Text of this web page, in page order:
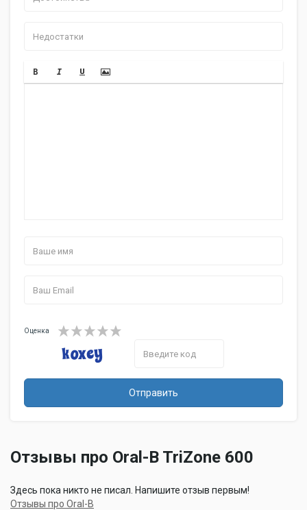
Оценка
Отправить
Отзывы про Oral-B TriZone 600
Здесь пока никто не писал. Напишите отзыв первым!
Отзывы про Oral-B